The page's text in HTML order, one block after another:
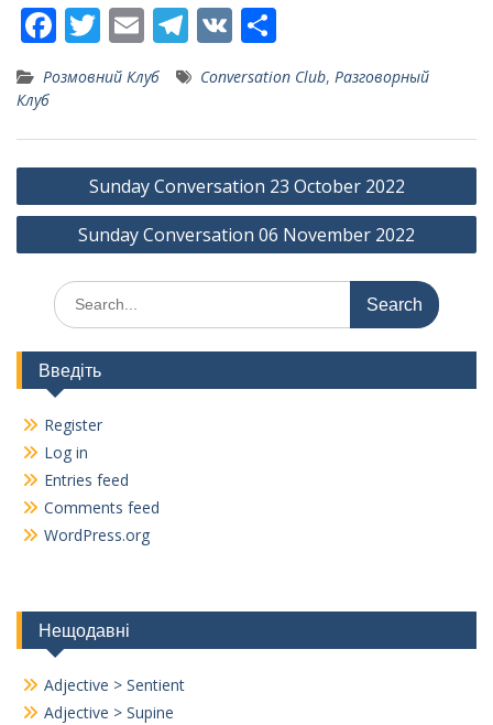
F
e
b
o
o
T
w
itt
er
E
m
ai
l
T
el
e
gr
a
m
V
h
ar
e
Розмовний Клуб Conversation Club, Разговорный
Клуб
Post
navigation
Sunday Conversation 23 October 2022
Sunday Conversation 06 November 2022
Search
for:
Введіть
Register
Log in
Entries feed
Comments feed
WordPress.org
Нещодавні
Adjective > Sentient
Adjective > Supine